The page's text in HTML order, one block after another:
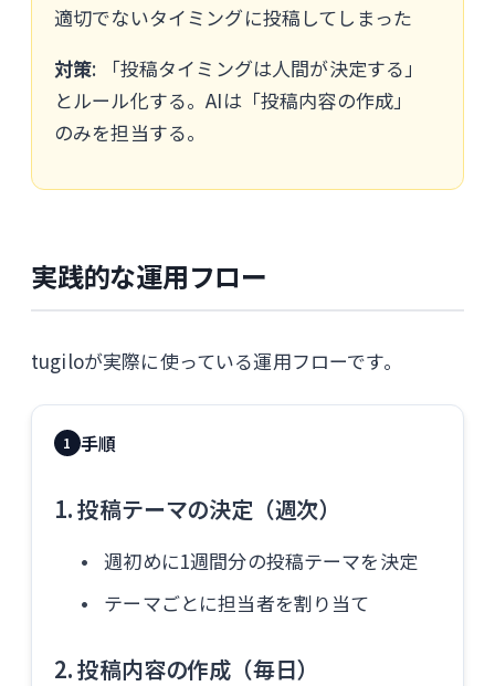
適切でないタイミングに投稿してしまった
対策: 「投稿タイミングは人間が決定する」
とルール化する。AIは「投稿内容の作成」
のみを担当する。
実践的な運用フロー
tugiloが実際に使っている運用フローです。
1 手順
1. 投稿テーマの決定（週次）
週初めに1週間分の投稿テーマを決定
テーマごとに担当者を割り当て
2. 投稿内容の作成（毎日）